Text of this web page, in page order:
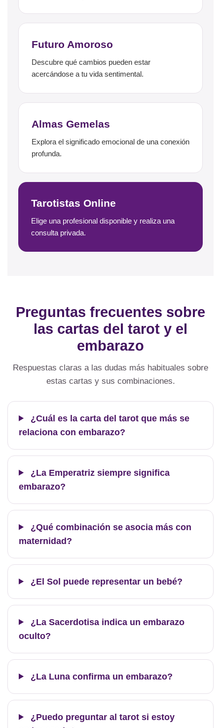
Futuro Amoroso
Descubre qué cambios pueden estar
acercándose a tu vida sentimental.
Almas Gemelas
Explora el significado emocional de una conexión
profunda.
Tarotistas Online
Elige una profesional disponible y realiza una
consulta privada.
Preguntas frecuentes sobre
las cartas del tarot y el
embarazo
Respuestas claras a las dudas más habituales sobre
estas cartas y sus combinaciones.
¿Cuál es la carta del tarot que más se
relaciona con embarazo?
¿La Emperatriz siempre significa
embarazo?
¿Qué combinación se asocia más con
maternidad?
¿El Sol puede representar un bebé?
¿La Sacerdotisa indica un embarazo
oculto?
¿La Luna confirma un embarazo?
¿Puedo preguntar al tarot si estoy